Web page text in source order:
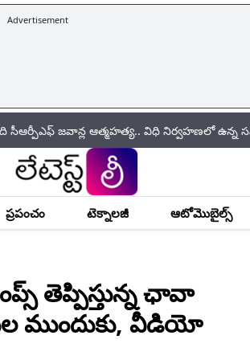
Advertisement
ఆత్మ‌హ‌త్య.. విధి నిర్వహణలో ఉన్న సమయంలోనే
ప్రపంచం టెక్నాలజీ ఆటోమొబైల్స్
తెప్పిస్తున్న ఛావా
ముందుకు, వీడియో